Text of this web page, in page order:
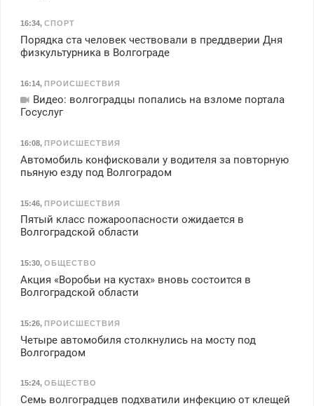
16:34, СПОРТ
Порядка ста человек чествовали в преддверии Дня
физкультурника в Волгограде
16:14, ПРОИСШЕСТВИЯ
Видео: волгоградцы попались на взломе портала
Госуслуг
16:08, ПРОИСШЕСТВИЯ
Автомобиль конфисковали у водителя за повторную
пьяную езду под Волгоградом
15:46, ПРОИСШЕСТВИЯ
Пятый класс пожароопасности ожидается в
Волгоградской области
15:30, ОБЩЕСТВО
Акция «Воробьи на кустах» вновь состоится в
Волгоградской области
15:26, ПРОИСШЕСТВИЯ
Четыре автомобиля столкнулись на мосту под
Волгоградом
15:24, ОБЩЕСТВО
Семь волгоградцев подхватили инфекцию от клещей